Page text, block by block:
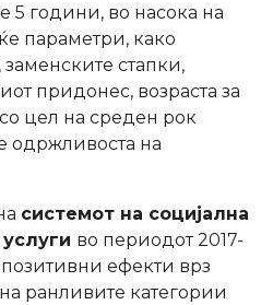
5 години, во насока на
параметри, како
стапки,
придонес, возраста за
цел на среден рок
одржливоста на
системот на социјална
во периодот 2017-
ефекти врз
ранливите категории